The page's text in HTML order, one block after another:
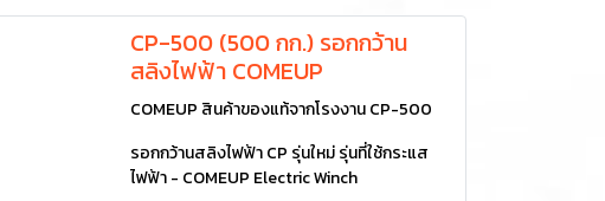
CP-500 (500 กก.) รอกกว้าน
สลิงไฟฟ้า COMEUP
COMEUP สินค้าของแท้จากโรงงาน CP-500
รอกกว้านสลิงไฟฟ้า CP รุ่นใหม่ รุ่นที่ใช้กระแส
ไฟฟ้า - COMEUP Electric Winch